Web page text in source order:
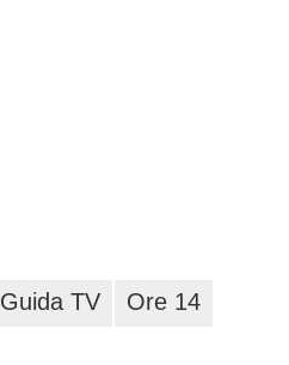
Guida TV
Ore 14